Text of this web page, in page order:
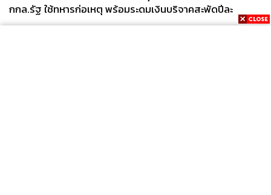
กกล.รัฐ ใช้ทหารก่อเหตุ พร้อมระดมเงินบริจาคสะพัดปีละ
2,000 ล้านบาท